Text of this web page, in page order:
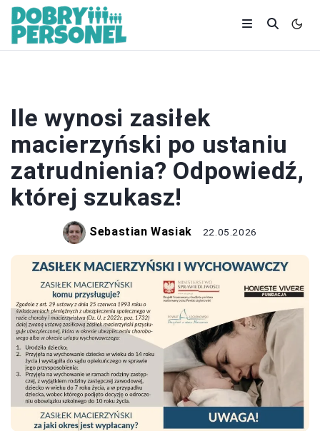
Ile wynosi zasiłek
macierzyński po ustaniu
zatrudnienia? Odpowiedź,
której szukasz!
Sebastian Wasiak 22.05.2026